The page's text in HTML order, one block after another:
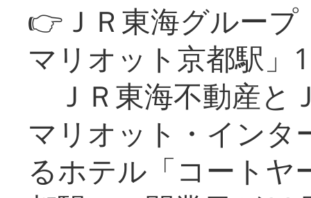
👉ＪＲ東海グルー
マリオット京都駅」
ＪＲ東海不動産と
マリオット・インタ
るホテル「コートヤ